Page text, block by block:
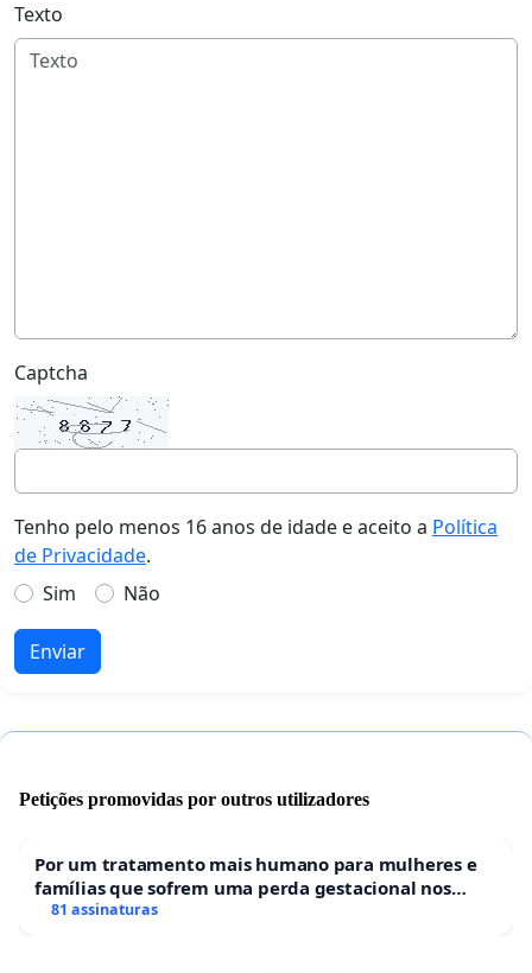
Texto
Captcha
Tenho pelo menos 16 anos de idade e aceito a Política
de Privacidade.
Sim
Não
Enviar
Petições promovidas por outros utilizadores
Por um tratamento mais humano para mulheres e
famílias que sofrem uma perda gestacional nos
hospitais portugueses
81 assinaturas